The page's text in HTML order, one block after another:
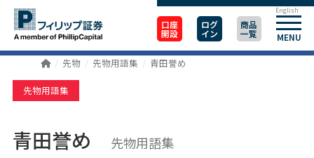
口座
開設
ログ
イン
商品
一覧 MENU
English
先物 先物用語集 青田誉め
先物用語集
青田誉め 先物用語集